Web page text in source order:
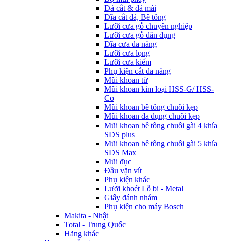
Đá cắt & đá mài
Đĩa cắt đá, Bê tông
Lưỡi cưa gỗ chuyên nghiệp
Lưỡi cưa gỗ dân dụng
Đĩa cưa đa năng
Lưỡi cưa lọng
Lưỡi cưa kiếm
Phụ kiện cắt đa năng
Mũi khoan từ
Mũi khoan kim loại HSS-G/ HSS-
Co
Mũi khoan bê tông chuôi kẹp
Mũi khoan đa dụng chuôi kẹp
Mũi khoan bê tông chuôi gài 4 khía
SDS plus
Mũi khoan bê tông chuôi gài 5 khía
SDS Max
Mũi đục
Đầu vặn vít
Phụ kiện khác
Lưỡi khoét Lỗ bi - Metal
Giấy đánh nhám
Phụ kiện cho máy Bosch
Makita - Nhật
Total - Trung Quốc
Hãng khác